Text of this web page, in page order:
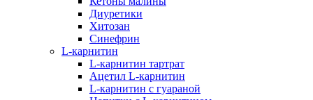
Диуретики
Хитозан
Синефрин
L-карнитин
L-карнитин тартрат
Ацетил L-карнитин
L-карнитин с гуараной